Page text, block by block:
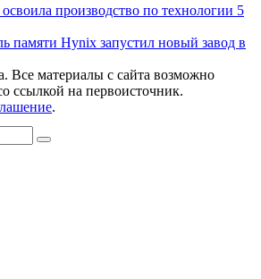
освоила производство по технологии 5
памяти Hynix запустил новый завод в
Все материалы с сайта возможно
ссылкой на первоисточник.
.
Search